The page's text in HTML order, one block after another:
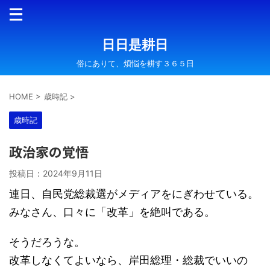
日日是耕日
俗にありて、煩悩を耕す３６５日
HOME > 歳時記 >
歳時記
政治家の覚悟
投稿日： 2024年9月11日
連日、自民党総裁選がメディアをにぎわせている。
みなさん、口々に「改革」を絶叫である。
そうだろうな。
改革しなくてよいなら、岸田総理・総裁でいいの